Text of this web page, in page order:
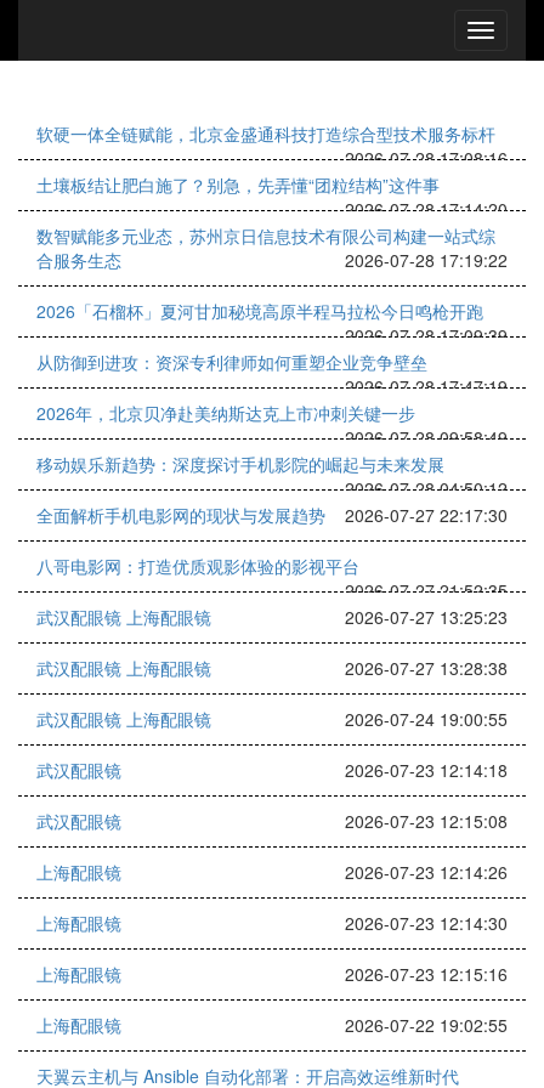
软硬一体全链赋能，北京金盛通科技打造综合型技术服务标杆
2026-07-28 17:08:16
土壤板结让肥白施了？别急，先弄懂“团粒结构”这件事
2026-07-28 17:14:20
数智赋能多元业态，苏州京日信息技术有限公司构建一站式综
合服务生态
2026-07-28 17:19:22
2026「石榴杯」夏河甘加秘境高原半程马拉松今日鸣枪开跑
2026-07-28 17:09:39
从防御到进攻：资深专利律师如何重塑企业竞争壁垒
2026-07-28 17:47:19
2026年，北京贝净赴美纳斯达克上市冲刺关键一步
2026-07-28 09:58:49
移动娱乐新趋势：深度探讨手机影院的崛起与未来发展
2026-07-28 04:50:12
全面解析手机电影网的现状与发展趋势
2026-07-27 22:17:30
八哥电影网：打造优质观影体验的影视平台
2026-07-27 21:52:35
武汉配眼镜 上海配眼镜
2026-07-27 13:25:23
武汉配眼镜 上海配眼镜 2026-07-27 13:28:38
武汉配眼镜 上海配眼镜 2026-07-24 19:00:55
武汉配眼镜 2026-07-23 12:14:18
武汉配眼镜 2026-07-23 12:15:08
上海配眼镜 2026-07-23 12:14:26
上海配眼镜 2026-07-23 12:14:30
上海配眼镜 2026-07-23 12:15:16
上海配眼镜 2026-07-22 19:02:55
天翼云主机与 Ansible 自动化部署：开启高效运维新时代